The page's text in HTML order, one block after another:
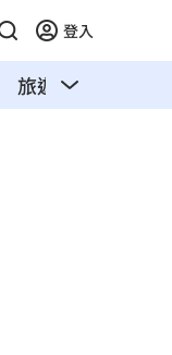
登入
旅遊 汽車